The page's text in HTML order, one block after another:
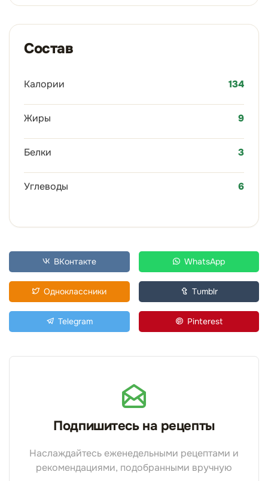
Состав
Калории 134
Жиры 9
Белки 3
Углеводы 6
ВКонтакте WhatsApp
Одноклассники Tumblr
Telegram Pinterest
Подпишитесь на рецепты
Наслаждайтесь еженедельными рецептами и
рекомендациями, подобранными вручную